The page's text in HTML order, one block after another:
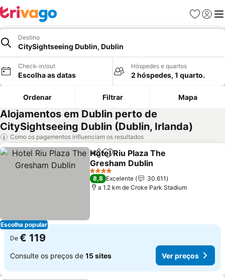
Favoritos
Iniciar
Destino
CitySightseeing Dublin, Dublin
Check-in/out
Escolha as datas
Hóspedes e quartos
2 hóspedes, 1 quarto.
Ordenar Filtrar Mapa
Alojamentos em Dublin perto de
CitySightseeing Dublin (Dublin, Irlanda)
Como os pagamentos influenciam os resultados
Escolha popular
PartilharAdicionar aos favoritos
Hotel Riu Plaza The
Gresham Dublin
4 Estrelas
8,8 Excelente
30.611
a 1.2 km de Croke Park Stadium
De € 119
Consulte os preços de 15 sites Ver preços